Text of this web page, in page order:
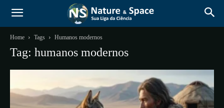
Home Tags Humanos modernos
Tag: humanos modernos